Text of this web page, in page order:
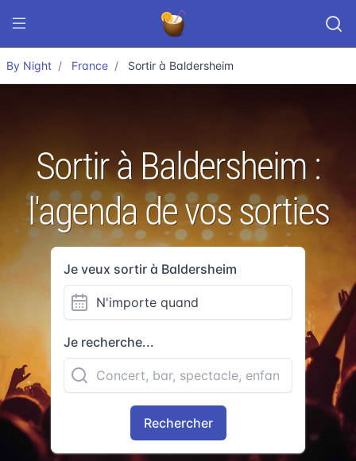
By Night France Sortir à Baldersheim
Sortir à Baldersheim :
l'agenda de vos sorties
Je veux sortir à Baldersheim
Je recherche...
Rechercher